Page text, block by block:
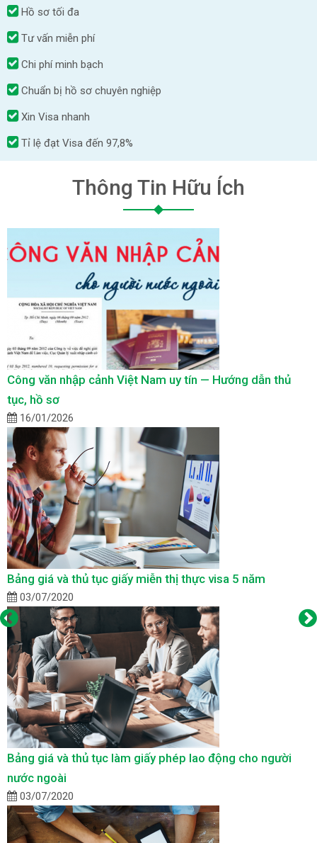
Hồ sơ tối đa
Tư vấn miễn phí
Chi phí minh bạch
Chuẩn bị hồ sơ chuyên nghiệp
Xin Visa nhanh
Tỉ lệ đạt Visa đến 97,8%
Thông Tin Hữu Ích
Công văn nhập cảnh Việt Nam uy tín — Hướng dẫn thủ
tục, hồ sơ
16/01/2026
Bảng giá và thủ tục giấy miễn thị thực visa 5 năm
03/07/2020
Bảng giá và thủ tục làm giấy phép lao động cho người
nước ngoài
03/07/2020